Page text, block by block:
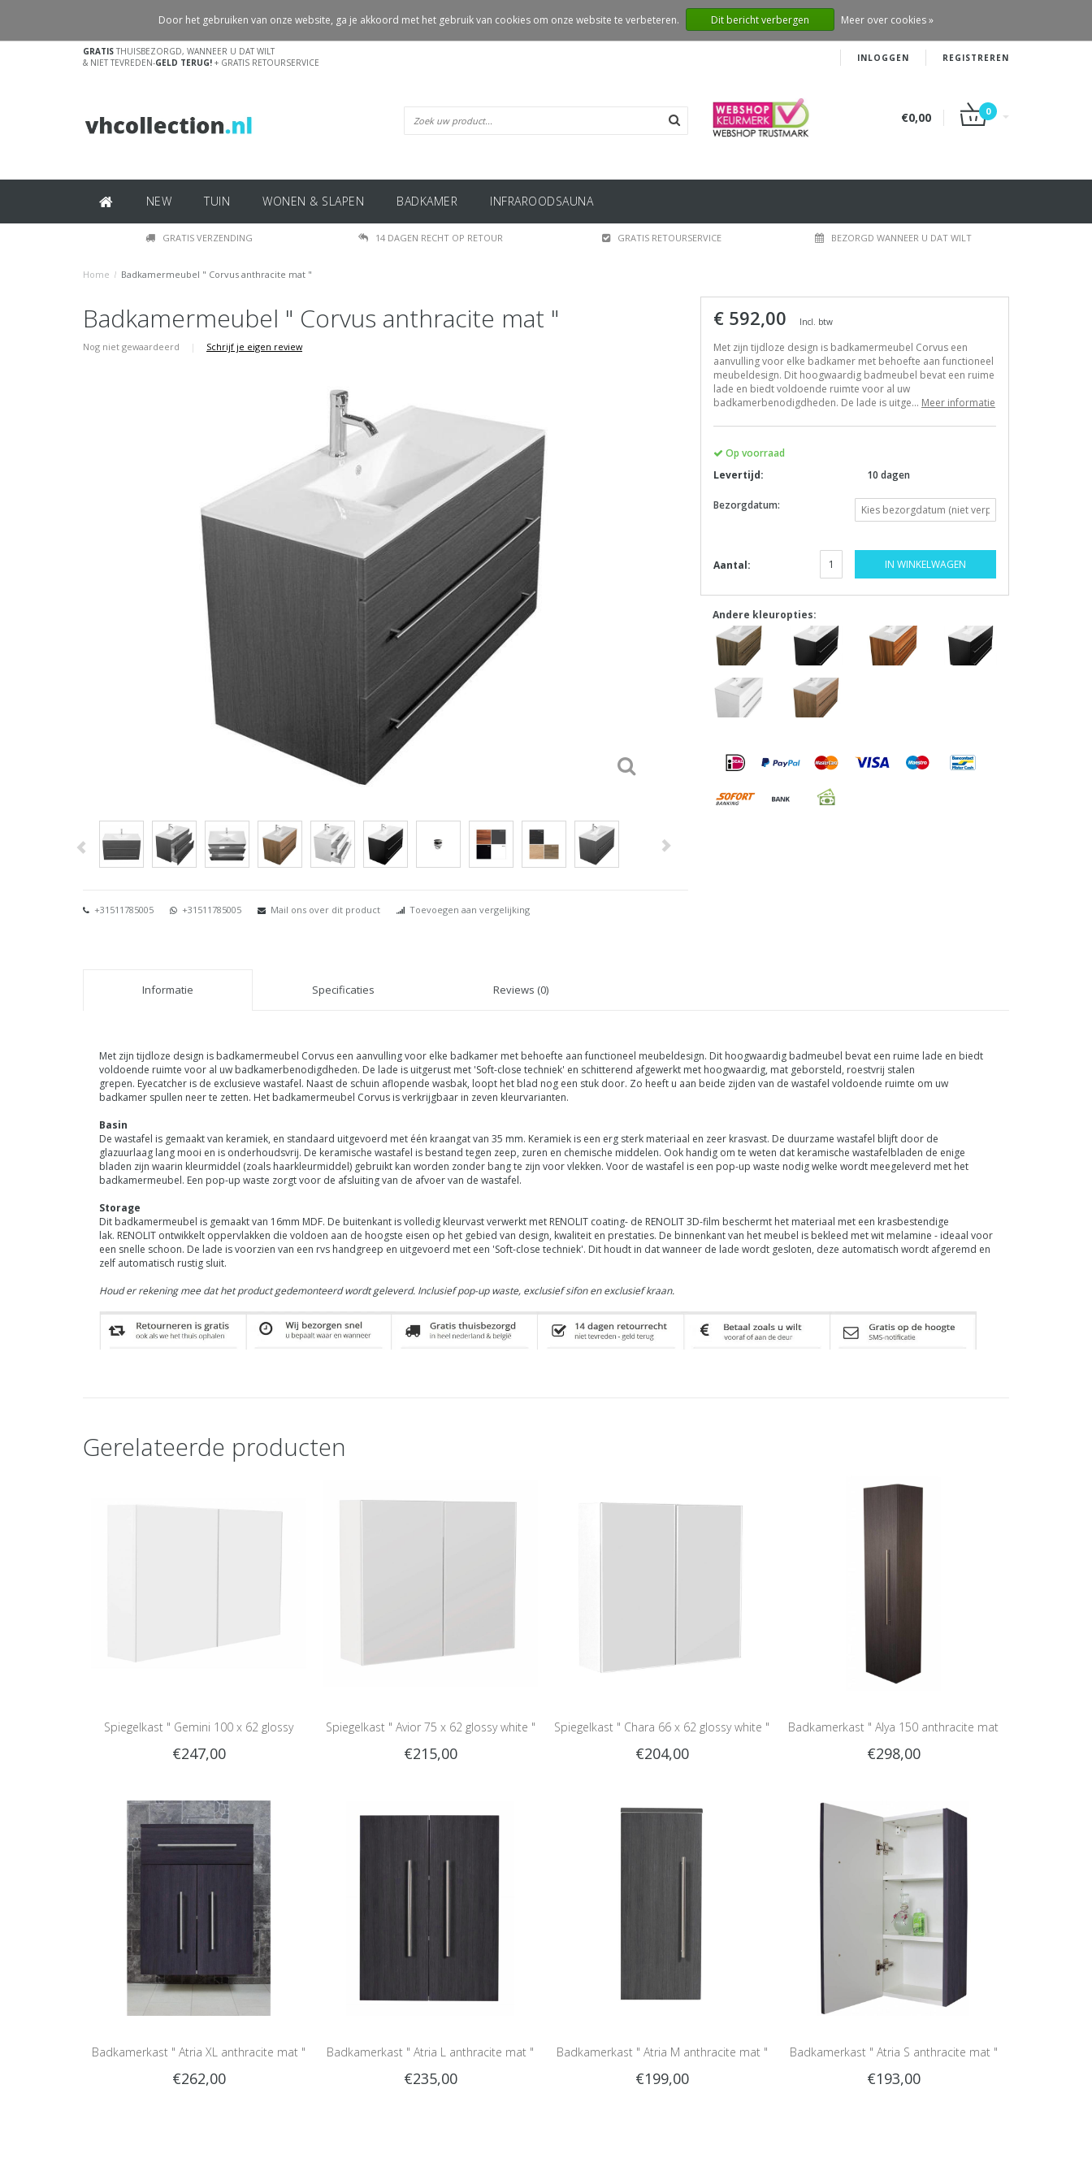
INLOGGEN REGISTREREN
GRATIS THUISBEZORGD, WANNEER U DAT WILT
& NIET TEVREDEN-GELD TERUG! + GRATIS RETOURSERVICE
€0,00 0
NEW TUIN WONEN & SLAPEN BADKAMER INFRAROODSAUNA
GRATIS VERZENDING 14 DAGEN RECHT OP RETOUR GRATIS RETOURSERVICE BEZORGD WANNEER U DAT WILT
Home / Badkamermeubel " Corvus anthracite mat "
Badkamermeubel " Corvus anthracite mat "
Nog niet gewaardeerd | Schrijf je eigen review
+31511785005 +31511785005 Mail ons over dit product Toevoegen aan vergelijking
€ 592,00 Incl. btw
Met zijn tijdloze design is badkamermeubel Corvus een
aanvulling voor elke badkamer met behoefte aan functioneel
meubeldesign. Dit hoogwaardig badmeubel bevat een ruime
lade en biedt voldoende ruimte voor al uw
badkamerbenodigdheden. De lade is uitge... Meer informatie
Op voorraad
Levertijd:
10 dagen
Bezorgdatum:
Aantal: IN WINKELWAGEN
Andere kleuropties:
Informatie Specificaties Reviews (0)
Met zijn tijdloze design is badkamermeubel Corvus een aanvulling voor elke badkamer met behoefte aan functioneel meubeldesign. Dit hoogwaardig badmeubel bevat een ruime lade en biedt
voldoende ruimte voor al uw badkamerbenodigdheden. De lade is uitgerust met 'Soft-close techniek' en schitterend afgewerkt met hoogwaardig, mat geborsteld, roestvrij stalen
grepen. Eyecatcher is de exclusieve wastafel. Naast de schuin aflopende wasbak, loopt het blad nog een stuk door. Zo heeft u aan beide zijden van de wastafel voldoende ruimte om uw
badkamer spullen neer te zetten. Het badkamermeubel Corvus is verkrijgbaar in zeven kleurvarianten.
Basin
De wastafel is gemaakt van keramiek, en standaard uitgevoerd met één kraangat van 35 mm. Keramiek is een erg sterk materiaal en zeer krasvast. De duurzame wastafel blijft door de
glazuurlaag lang mooi en is onderhoudsvrij. De keramische wastafel is bestand tegen zeep, zuren en chemische middelen. Ook handig om te weten dat keramische wastafelbladen de enige
bladen zijn waarin kleurmiddel (zoals haarkleurmiddel) gebruikt kan worden zonder bang te zijn voor vlekken. Voor de wastafel is een pop-up waste nodig welke wordt meegeleverd met het
badkamermeubel. Een pop-up waste zorgt voor de afsluiting van de afvoer van de wastafel.
Storage
Dit badkamermeubel is gemaakt van 16mm MDF. De buitenkant is volledig kleurvast verwerkt met RENOLIT coating- de RENOLIT3D-film beschermt het materiaal met een krasbestendige
lak. RENOLIT ontwikkelt oppervlakken die voldoen aan de hoogste eisen op het gebied van design, kwaliteit en prestaties. De binnenkant van het meubel is bekleed met wit melamine - ideaal voor
een snelle schoon. De lade is voorzien van een rvs handgreep en uitgevoerd met een 'Soft-close techniek'. Dit houdt in dat wanneer de lade wordt gesloten, deze automatisch wordt afgeremd en
zelf automatisch rustig sluit.
Houd er rekening mee dat het product gedemonteerd wordt geleverd. Inclusief pop-up waste, exclusief sifon en exclusief kraan.
Gerelateerde producten
Spiegelkast " Gemini 100 x 62 glossy
white "
€247,00
Spiegelkast " Avior 75 x 62 glossy white "
€215,00
Spiegelkast " Chara 66 x 62 glossy white "
€204,00
Badkamerkast " Alya 150 anthracite mat
"
€298,00
Badkamerkast " Atria XL anthracite mat "
€262,00
Badkamerkast " Atria L anthracite mat "
€235,00
Badkamerkast " Atria M anthracite mat "
€199,00
Badkamerkast " Atria S anthracite mat "
€193,00
Door het gebruiken van onze website, ga je akkoord met het gebruik van cookies om onze website te verbeteren. Dit bericht verbergen Meer over cookies »